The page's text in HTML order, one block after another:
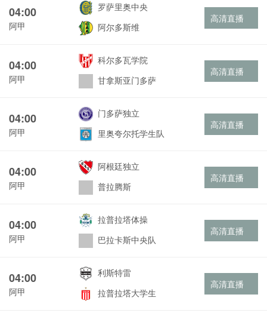
04:00
阿甲
罗萨里奥中央
阿尔多斯维
高清直播
04:00
阿甲
科尔多瓦学院
甘拿斯亚门多萨
高清直播
04:00
阿甲
门多萨独立
里奥夸尔托学生队
高清直播
04:00
阿甲
阿根廷独立
普拉腾斯
高清直播
04:00
阿甲
拉普拉塔体操
巴拉卡斯中央队
高清直播
04:00
阿甲
利斯特雷
拉普拉塔大学生
高清直播